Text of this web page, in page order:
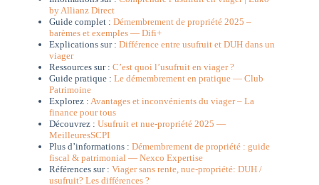
by Allianz Direct
Guide complet :Démembrement de propriété 2025 –
barèmes et exemples — Difi+
Explications sur :Différence entre usufruit et DUH dans un
viager
Ressources sur :C’est quoi l’usufruit en viager ?
Guide pratique :Le démembrement en pratique — Club
Patrimoine
Explorez : Avantages et inconvénients du viager – La
finance pour tous
Découvrez :Usufruit et nue-propriété 2025 —
MeilleuresSCPI
Plus d’informations :Démembrement de propriété : guide
fiscal & patrimonial — Nexco Expertise
Références sur :Viager sans rente, nue-propriété: DUH /
usufruit? Les différences ?